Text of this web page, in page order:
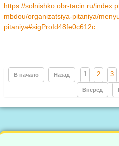
https://solnishko.obr-tacin.ru/
mbdou/organizatsiya-pitaniya/
pitaniya#sigProId48fe0c612c
В начало Назад 1 2 3
Вперед